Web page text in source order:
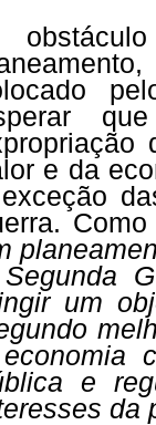
e da
um
e
da